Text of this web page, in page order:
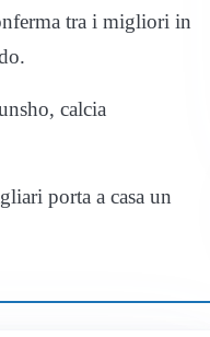
tra i migliori in
calcia
porta a casa un